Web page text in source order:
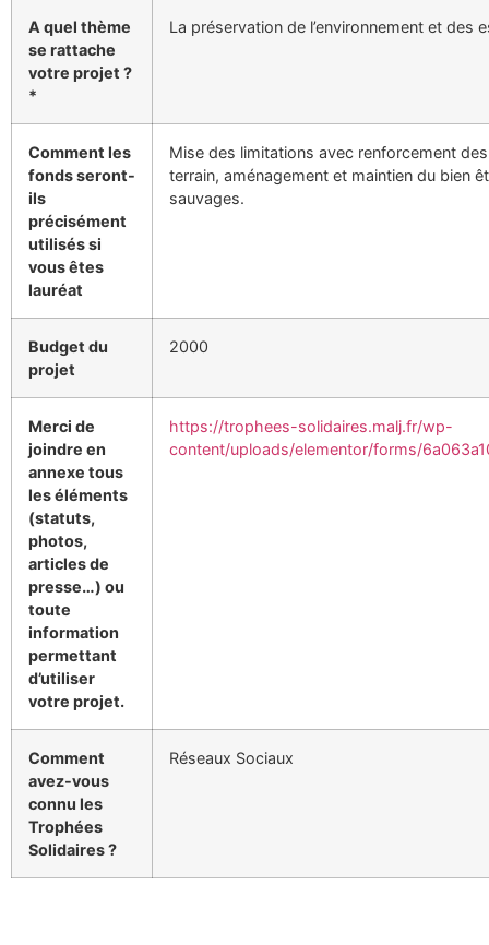
A quel thème
se rattache
votre projet ?
*
La préservation de l’environnement et des
Comment les
fonds seront-
ils
précisément
utilisés si
vous êtes
lauréat
Mise des limitations avec renforcement
terrain, aménagement et maintien du bien
sauvages.
Budget du
projet
2000
Merci de
joindre en
annexe tous
les éléments
(statuts,
photos,
articles de
presse…) ou
toute
information
permettant
d’utiliser
votre projet.
https://trophees-solidaires.malj.fr/wp-
content/uploads/elementor/forms/
Comment
avez-vous
connu les
Trophées
Solidaires ?
Réseaux Sociaux